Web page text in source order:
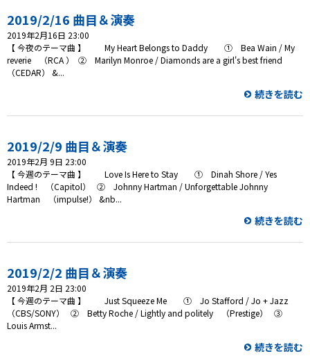
ショッピング
会社概要・ビジョン
お問い合わせ
2019/2/16 曲目＆演奏
2019年2月16日 23:00
【 今夜のテーマ曲 】 My Heart Belongs to Daddy ① Bea Wain / My
reverie （RCA ） ② Marilyn Monroe / Diamonds are a girl's best friend
（CEDAR） &...
続きを読む
2019/2/9 曲目＆演奏
2019年2月 9日 23:00
【 今週のテーマ曲 】 Love Is Here to Stay ① Dinah Shore / Yes
Indeed ! （Capitol） ② Johnny Hartman / Unforgettable Johnny
Hartman （impulse!） &nb...
続きを読む
2019/2/2 曲目＆演奏
2019年2月 2日 23:00
【 今週のテーマ曲 】 Just Squeeze Me ① Jo Stafford / Jo + Jazz
（CBS/SONY） ② Betty Roche / Lightly and politely （Prestige） ③
Louis Armst...
続きを読む